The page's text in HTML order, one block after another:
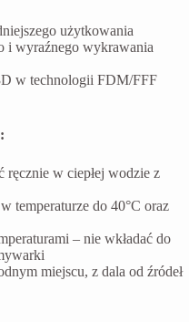
użytkowania
i wyraźnego wykrawania
w technologii FDM/FFF
ręcznie w ciepłej wodzie z
temperaturze do 40°C oraz
– nie wkładać do
miejscu, z dala od źródeł